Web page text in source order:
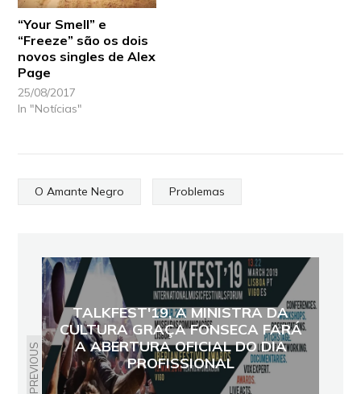
“Your Smell” e
“Freeze” são os dois
novos singles de Alex
Page
25/08/2017
In "Notícias"
O Amante Negro Problemas
PREVIOUS
TALKFEST'19, A MINISTRA DA
CULTURA GRAÇA FONSECA FARÁ
A ABERTURA OFICIAL DO DIA
PROFISSIONAL